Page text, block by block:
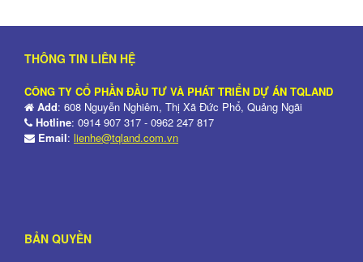
THÔNG TIN LIÊN HỆ
CÔNG TY CỔ PHẦN ĐẦU TƯ VÀ PHÁT TRIỂN DỰ ÁN TQLAND
Add: 608 Nguyễn Nghiêm, Thị Xã Đức Phổ, Quảng Ngãi
Hotline: 0914 907 317 - 0962 247 817
Email: lienhe@tqland.com.vn
BẢN QUYỀN